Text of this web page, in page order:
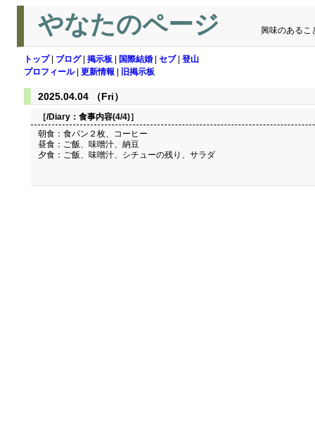
やなたのページ 興味のあるこ
トップ| ブログ| 掲示板 国際結婚 セブ| 登山
プロフィール| 更新情報 旧掲示板
2025.04.04 （Fri）
［/Diary： 食事内容(4/4)］
朝食：食パン２枚、コーヒー
昼食：ご飯、味噌汁、納豆
夕食：ご飯、味噌汁、シチューの残り、サラダ